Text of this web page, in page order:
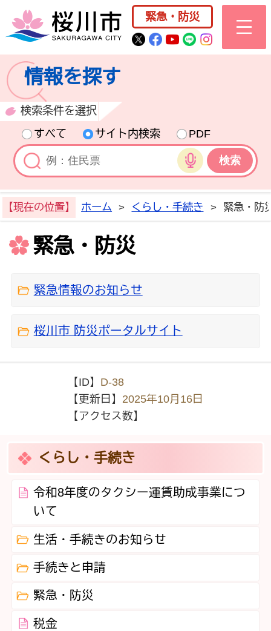
桜川市公式ホー
緊急・防災
桜川市公式Twitter
桜川市公式
桜川市公式
桜川市公式
情報を探す
検索条件を選択
すべて
サイト内検索
PDF
音声検索
【現在の位置】 ホーム > くらし・手続き > 緊急・防
緊急・防災
緊急情報のお知らせ
桜川市 防災ポータルサイト
【ID】 D-38
【更新日】 2025年10月16日
【アクセス数】
くらし・手続き
令和8年度のタクシー運賃助成事業につ
いて
生活・手続きのお知らせ
手続きと申請
緊急・防災
税金